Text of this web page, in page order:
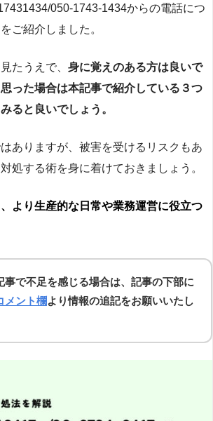
050-1743-1434からの電話につ
ご紹介しました。
たうえで、 身に覚えのある方は良いで
った場合は本記事で紹介している３つ
ると良いでしょう。
ありますが、被害を受けるリスクもあ
処する術を身に着けておきましょう。
より生産的な日常や業務運営に役立つ
事で不足を感じる場合は、記事の下部に
メント欄より情報の追記をお願いいたし